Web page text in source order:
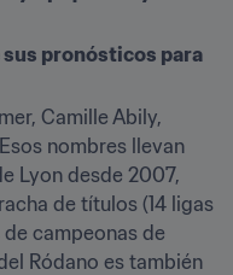
sus pronósticos para
Camille Abily,
nombres llevan
Lyon desde 2007,
de títulos (14 ligas
campeonas de
Ródano es también